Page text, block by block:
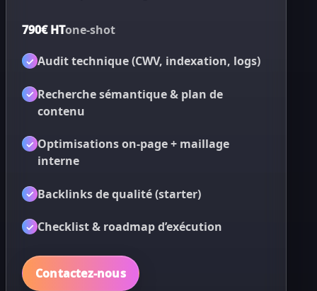
790€ HTone-shot
✓ Audit technique (CWV, indexation, logs)
✓ Recherche sémantique & plan de
contenu
✓ Optimisations on-page + maillage
interne
✓ Backlinks de qualité (starter)
✓ Checklist & roadmap d’exécution
Contactez-nous